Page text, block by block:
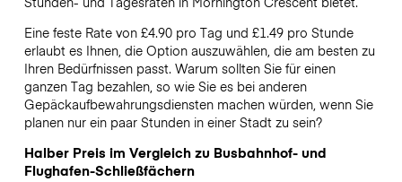
Eine feste Rate von £4.90 pro Tag und £1.49 pro Stunde
erlaubt es Ihnen, die Option auszuwählen, die am besten zu
Ihren Bedürfnissen passt. Warum sollten Sie für einen
ganzen Tag bezahlen, so wie Sie es bei anderen
Gepäckaufbewahrungsdiensten machen würden, wenn Sie
planen nur ein paar Stunden in einer Stadt zu sein?
Halber Preis im Vergleich zu Busbahnhof- und
Flughafen-Schließfächern